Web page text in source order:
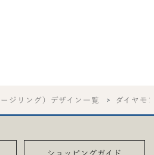
ジリング）デザイン一覧 ダイヤモ